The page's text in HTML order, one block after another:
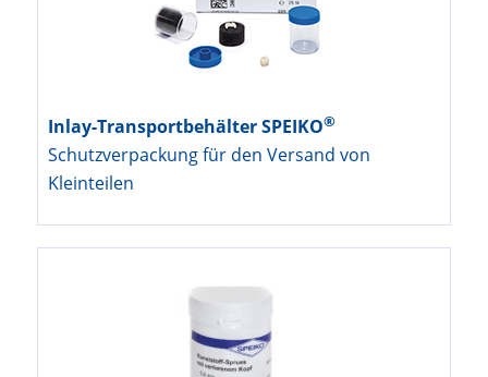
Inlay-Transportbehälter SPEIKO®
Schutzverpackung für den Versand von
Kleinteilen